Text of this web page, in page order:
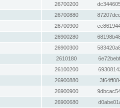
26700200
26700880
26700900
26900280
26900300
2610180
26100200
26900880
26900900
26900680